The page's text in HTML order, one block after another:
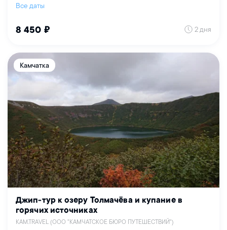
Все даты
8 450 ₽ 2 дня
Камчатка
Джип-тур к озеру Толмачёва и купание в
горячих источниках
KAM.TRAVEL (ООО "КАМЧАТСКОЕ БЮРО ПУТЕШЕСТВИЙ")